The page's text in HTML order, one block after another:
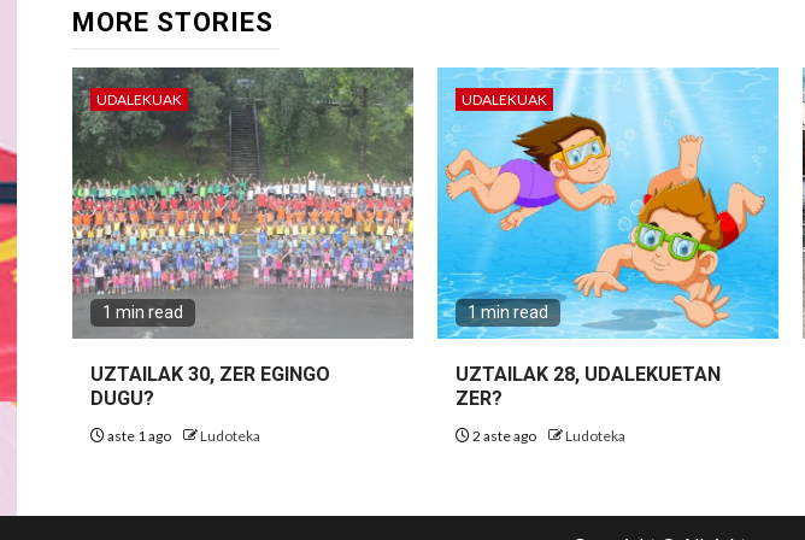
MORE STORIES
UDALEKUAK
1 min read
UZTAILAK 30, ZER EGINGO
DUGU?
aste 1 ago Ludoteka
UDALEKUAK
1 min read
UZTAILAK 28, UDALEKUETAN
ZER?
2 aste ago Ludoteka